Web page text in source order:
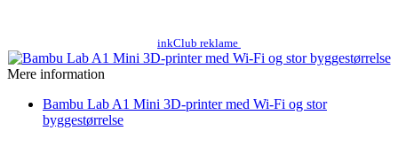
inkClub reklame
Mere information
Bambu Lab A1 Mini 3D-printer med Wi-Fi og stor
byggestørrelse